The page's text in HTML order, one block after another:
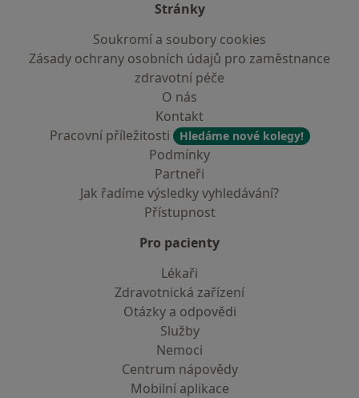
Stránky
Soukromí a soubory cookies
Zásady ochrany osobních údajů pro zaměstnance
zdravotní péče
O nás
Kontakt
Pracovní příležitosti
Hledáme nové kolegy!
Podmínky
Partneři
Jak řadíme výsledky vyhledávání?
Přístupnost
Pro pacienty
Lékaři
Zdravotnická zařízení
Otázky a odpovědi
Služby
Nemoci
Centrum nápovědy
Mobilní aplikace